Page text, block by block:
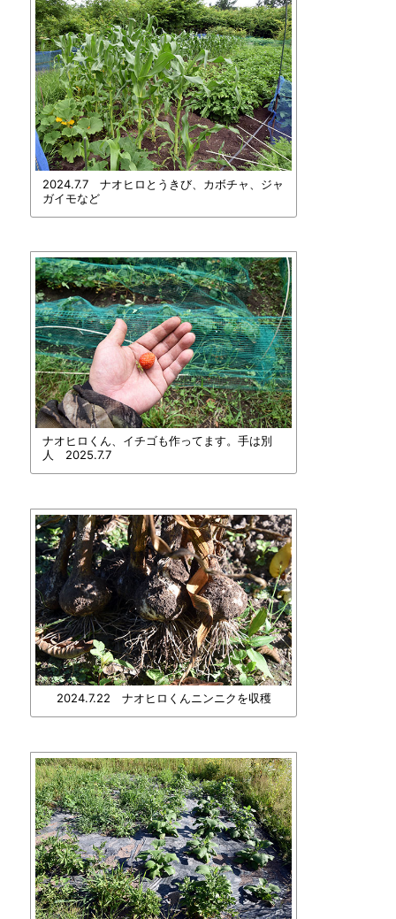
2024.7.7 ナオヒロとうきび、カボチャ、ジャ
ガイモなど
ナオヒロくん、イチゴも作ってます。手は別
人 2025.7.7
2024.7.22 ナオヒロくんニンニクを収穫